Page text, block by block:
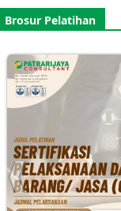
Brosur Pelatihan